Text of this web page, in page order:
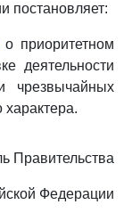
постановляет:
приоритетном
деятельности
чрезвычайных
характера.
Правительства
Федерации